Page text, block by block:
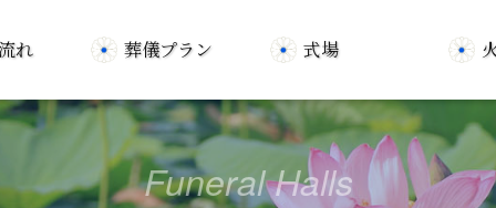
れ 葬儀プラン 式場
Funeral Halls